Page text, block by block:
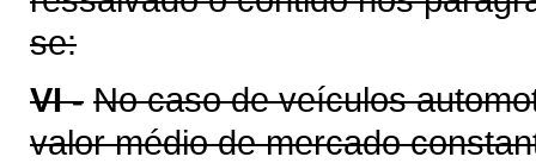
se:
VI - No caso de veículos
valor médio de mercado